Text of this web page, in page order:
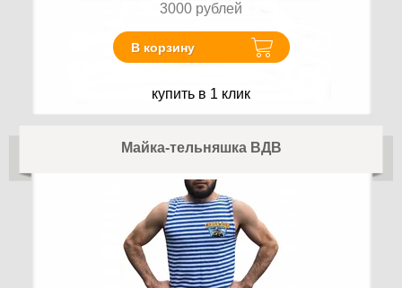
3000 рублей
В корзину
купить в 1 клик
Майка-тельняшка ВДВ